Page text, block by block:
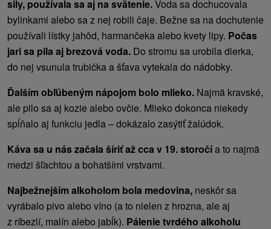
sily, používala sa aj na svätenie.Voda sa dochucovala
bylinkami alebo sa z nej robili čaje. Bežne sa na dochutenie
používali lístky jahôd, harmančeka alebo kvety lipy. Počas
jari sa pila aj brezová voda. Do stromu sa urobila dierka,
do nej vsunula trubička a šťava vytekala do nádobky.
Ďalším obľúbeným nápojom bolo mlieko. Najmä kravské,
ale pilo sa aj kozie alebo ovčie. Mlieko dokonca niekedy
spĺňalo aj funkciu jedla – dokázalo zasýtiť žalúdok.
Káva sa u nás začala šíriť až cca v 19. storočía to najmä
medzi šľachtou a bohatšími vrstvami.
Najbežnejším alkoholom bola medovina, neskôr sa
vyrábalo pivo alebo víno (a to nielen z hrozna, ale aj
z ríbezlí, malín alebo jabĺk). Pálenie tvrdého alkoholu